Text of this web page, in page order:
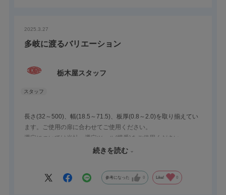
2025.3.27
多岐に渡るバリエーション
栃木屋スタッフ
長さ(32～500)、幅(18.5～71.5)、板厚(0.8～2.0)を取り揃えてい
ます。ご使用の扉に合わせてご使用ください。
選定については当社、選定ツール(蝶番)をご使用ください。
割数に関して製品によって異なりますのでご注意願います。
続きを読む
参考になった 0 Like! 0